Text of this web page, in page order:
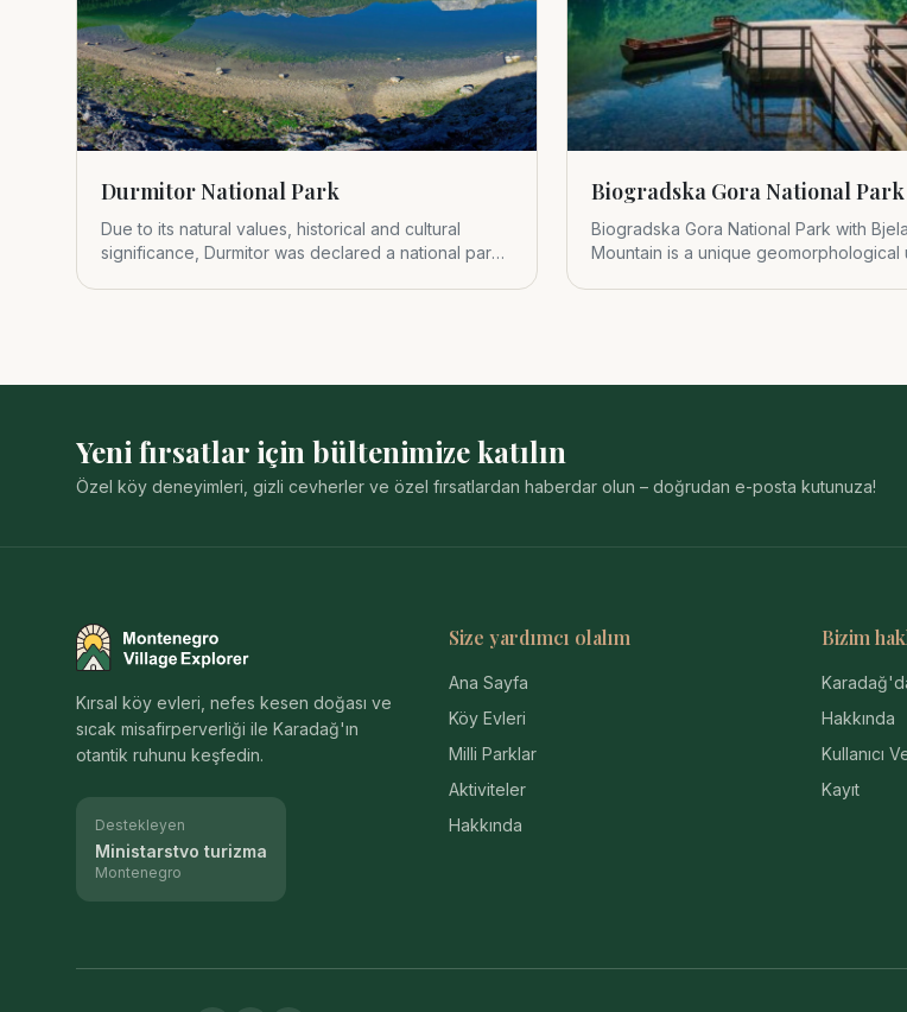
Durmitor National Park
Due to its natural values, historical and cultural
significance, Durmitor was declared a national park
Biogradska Gora National Park
Biogradska Gora National Park with
Mountain is a unique geomorphological
Yeni fırsatlar için bültenimize katılın
Özel köy deneyimleri, gizli cevherler ve özel fırsatlardan haberdar olun – doğrudan e-posta kutunuza!
Montenegro Village Explorer
Kırsal köy evleri, nefes kesen doğası ve
sıcak misafirperverliği ile Karadağ'ın
otantik ruhunu keşfedin.
Destekleyen
Ministarstvo turizma
Montenegro
Size yardımcı olalım
Ana Sayfa
Köy Evleri
Milli Parklar
Aktiviteler
Hakkında
Bizim
Hakkında
Kullanıcı
Kayıt